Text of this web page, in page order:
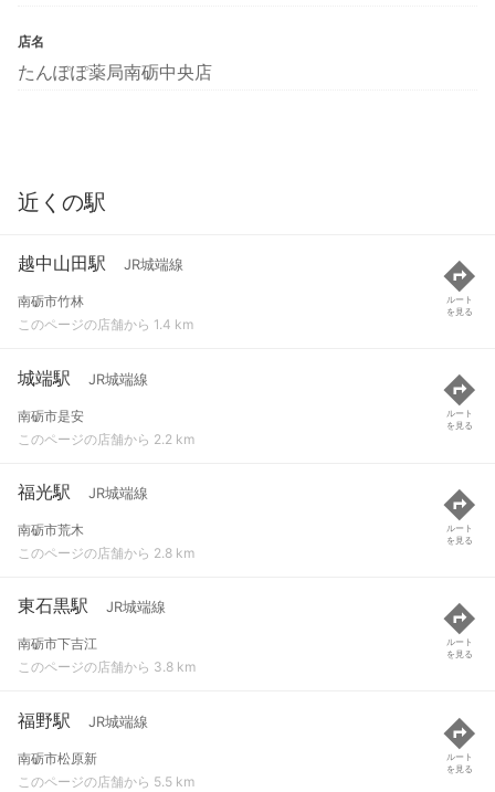
店名
たんぽぽ薬局南砺中央店
近くの駅
越中山田駅 JR城端線
南砺市竹林
このページの店舗から 1.4 km
ルート
を見る
城端駅 JR城端線
南砺市是安
このページの店舗から 2.2 km
ルート
を見る
福光駅 JR城端線
南砺市荒木
このページの店舗から 2.8 km
ルート
を見る
東石黒駅 JR城端線
南砺市下吉江
このページの店舗から 3.8 km
ルート
を見る
福野駅 JR城端線
南砺市松原新
このページの店舗から 5.5 km
ルート
を見る